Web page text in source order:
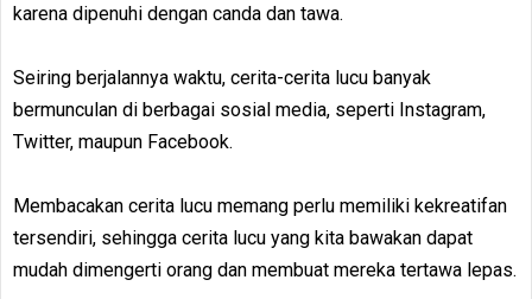
karena dipenuhi dengan canda dan tawa.
Seiring berjalannya waktu, cerita-cerita lucu banyak
bermunculan di berbagai sosial media, seperti Instagram,
Twitter, maupun Facebook.
Membacakan cerita lucu memang perlu memiliki kekreatifan
tersendiri, sehingga cerita lucu yang kita bawakan dapat
mudah dimengerti orang dan membuat mereka tertawa lepas.